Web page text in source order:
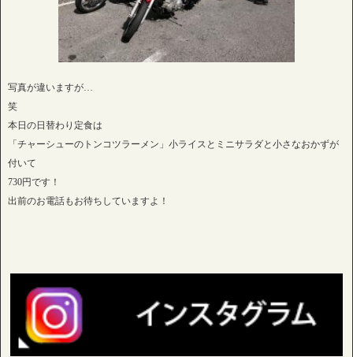
写真が違いますが…
笑
本日の日替わり定食は
「チャーシューのトンコツラーメン」小ライスとミニサラダと小さなおかずが
付いて
730円です！
出前のお電話もお待ちしていますよ！